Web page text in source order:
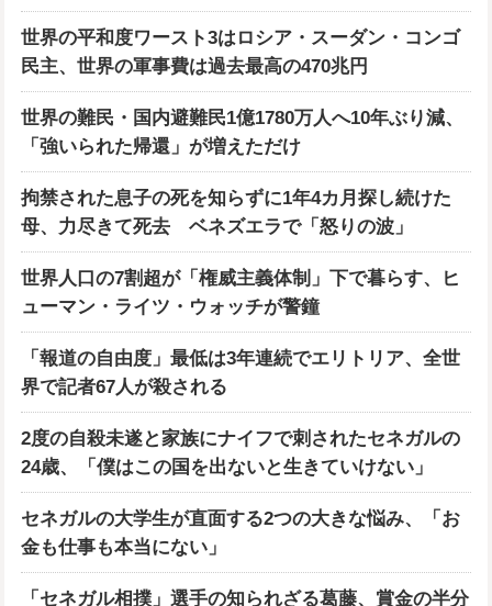
世界の平和度ワースト3はロシア・スーダン・コンゴ
民主、世界の軍事費は過去最高の470兆円
世界の難民・国内避難民1億1780万人へ10年ぶり減、
「強いられた帰還」が増えただけ
拘禁された息子の死を知らずに1年4カ月探し続けた
母、力尽きて死去 ベネズエラで「怒りの波」
世界人口の7割超が「権威主義体制」下で暮らす、ヒ
ューマン・ライツ・ウォッチが警鐘
「報道の自由度」最低は3年連続でエリトリア、全世
界で記者67人が殺される
2度の自殺未遂と家族にナイフで刺されたセネガルの
24歳、「僕はこの国を出ないと生きていけない」
セネガルの大学生が直面する2つの大きな悩み、「お
金も仕事も本当にない」
「セネガル相撲」選手の知られざる葛藤、賞金の半分